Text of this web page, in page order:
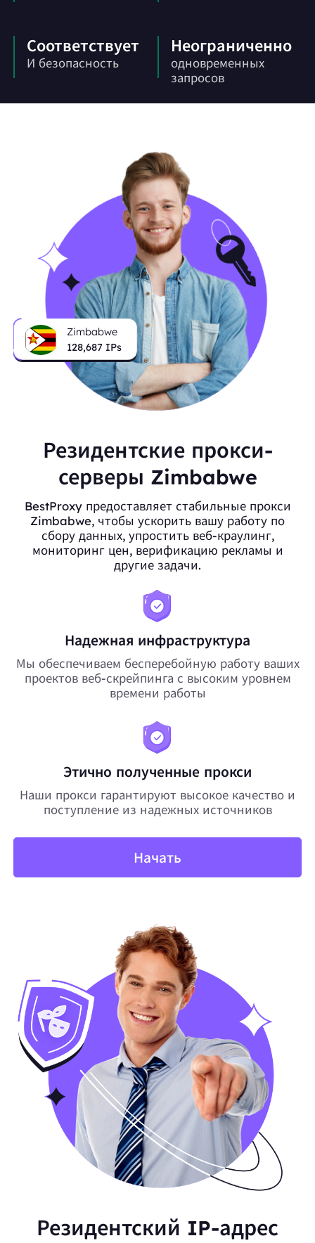
Соответствует
И безопасность
Неограниченно
одновременных
запросов
Zimbabwe
128,687 IPs
Резидентские прокси-
серверы Zimbabwe
BestProxy предоставляет стабильные прокси
Zimbabwe, чтобы ускорить вашу работу по
сбору данных, упростить веб-краулинг,
мониторинг цен, верификацию рекламы и
другие задачи.
Надежная инфраструктура
Мы обеспечиваем бесперебойную работу ваших
проектов веб-скрейпинга с высоким уровнем
времени работы
Этично полученные прокси
Наши прокси гарантируют высокое качество и
поступление из надежных источников
Начать
Резидентский IP-адрес